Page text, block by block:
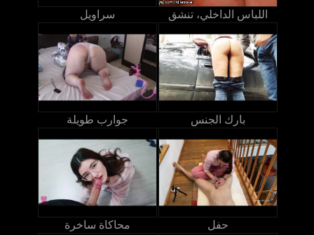
سراويل اللباس الداخلي، تنشق
جوارب طويلة بارك الجنس
محاكاة ساخرة حفل